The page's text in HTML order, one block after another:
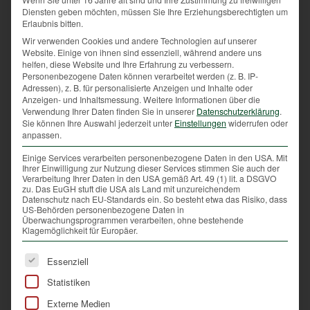
Feinde wie Habichte, Sperber, Krähen, Elstern,
Marder, Eichhörnchen, Katzen und Eulen. Die beiden
Wildtaubenarten vermehren sich jedoch sehr schnell
und können deshalb nachhaltig jagdlich genutzt
werden. Weiters können sie auch bei zu großer
Anzahl Schäden in der Landwirtschaft verursachen.
Ringeltauben brüten mehrere Male bis in den
September hinein, Türkentauben bei günstigen
Gelegenheiten noch länger. Bei den Ringeltauben
gibt es weiters die Besonderheit der
„Schachtelgelege“: Der Tauber, also die männliche
Taube, kümmert sich um die unselbstständigen
Jungen, während die Täubin, also die weibliche
Taube, bereits das nächste Gelege ausbrütet.
Wildtauben sind äußerst köstlich und geschmackvoll
und somit ein wertvoller Bestandteil des heimischen
Wildbrets. Ein Rezept finden Sie unter
https://www.ooeljv.at/wp-
Diensten geben möchten, müssen Sie Ihre Erziehungsberechtigten um
Erlaubnis bitten.
Wir verwenden Cookies und andere Technologien auf unserer
Website. Einige von ihnen sind essenziell, während andere uns
helfen, diese Website und Ihre Erfahrung zu verbessern.
Personenbezogene Daten können verarbeitet werden (z. B. IP-
Adressen), z. B. für personalisierte Anzeigen und Inhalte oder
Anzeigen- und Inhaltsmessung. Weitere Informationen über die
Verwendung Ihrer Daten finden Sie in unserer Datenschutzerklärung.
Sie können Ihre Auswahl jederzeit unter Einstellungen widerrufen oder
anpassen.
Einige Services verarbeiten personenbezogene Daten in den USA. Mit
Ihrer Einwilligung zur Nutzung dieser Services stimmen Sie auch der
Verarbeitung Ihrer Daten in den USA gemäß Art. 49 (1) lit. a DSGVO
zu. Das EuGH stuft die USA als Land mit unzureichendem
Datenschutz nach EU-Standards ein. So besteht etwa das Risiko, dass
US-Behörden personenbezogene Daten in
Überwachungsprogrammen verarbeiten, ohne bestehende
Klagemöglichkeit für Europäer.
Es folgt eine Liste der Service-Gruppen, für die eine
Essenziell
Statistiken
Externe Medien